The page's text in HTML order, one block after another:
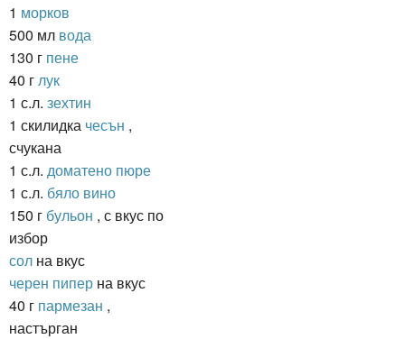
1 морков
500 мл вода
130 г пене
40 г лук
1 с.л. зехтин
1 скилидка чесън ,
счукана
1 с.л. доматено пюре
1 с.л. бяло вино
150 г бульон , с вкус по
избор
сол на вкус
черен пипер на вкус
40 г пармезан ,
настърган